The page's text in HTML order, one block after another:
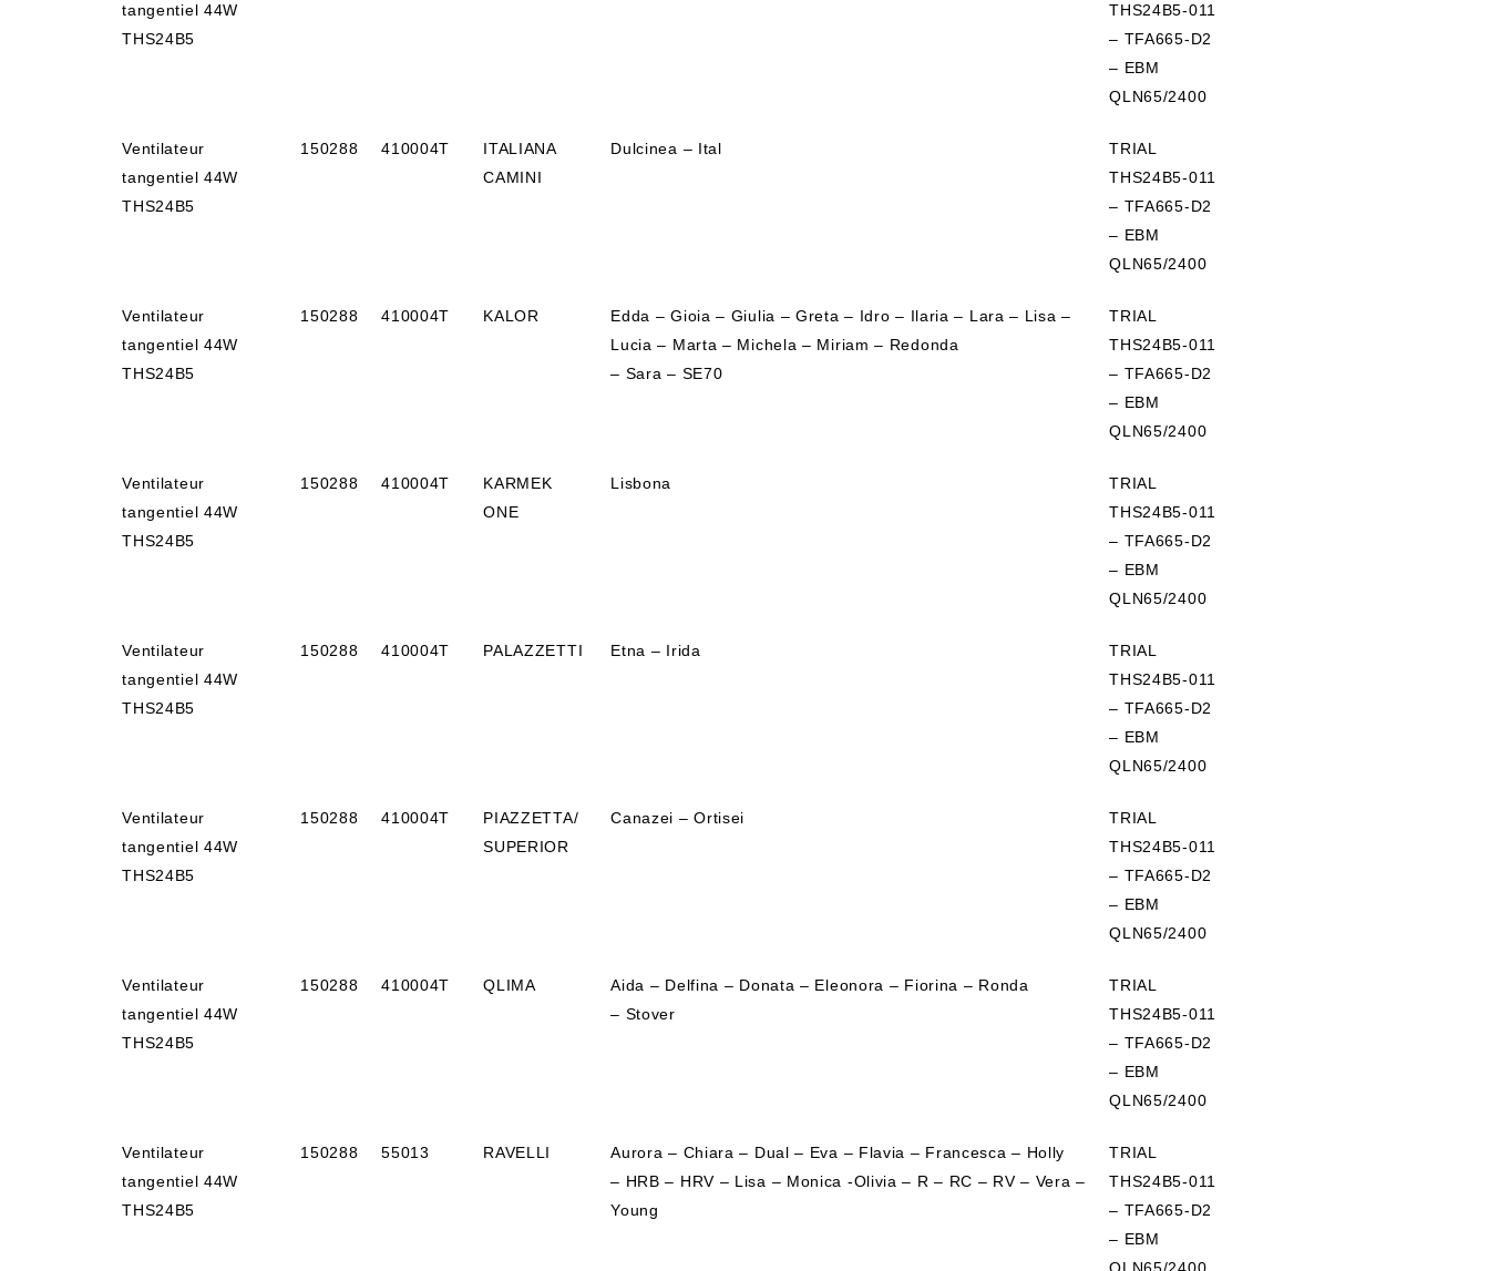
tangentiel 44W
THS24B5
THS24B5-011
– TFA665-D2
– EBM
QLN65/2400
Ventilateur
tangentiel 44W
THS24B5
150288 410004T
ITALIANA
CAMINI
Dulcinea – Ital
TRIAL
THS24B5-011
– TFA665-D2
– EBM
QLN65/2400
Ventilateur
tangentiel 44W
THS24B5
150288 410004T KALOR
Edda – Gioia – Giulia – Greta – Idro – Ilaria – Lara – Lisa –
Lucia – Marta – Michela – Miriam – Redonda
– Sara – SE70
TRIAL
THS24B5-011
– TFA665-D2
– EBM
QLN65/2400
Ventilateur
tangentiel 44W
THS24B5
150288 410004T
KARMEK
ONE
Lisbona
TRIAL
THS24B5-011
– TFA665-D2
– EBM
QLN65/2400
Ventilateur
tangentiel 44W
THS24B5
150288 410004T PALAZZETTI Etna – Irida
TRIAL
THS24B5-011
– TFA665-D2
– EBM
QLN65/2400
Ventilateur
tangentiel 44W
THS24B5
150288 410004T
PIAZZETTA/
SUPERIOR
Canazei – Ortisei
TRIAL
THS24B5-011
– TFA665-D2
– EBM
QLN65/2400
Ventilateur
tangentiel 44W
THS24B5
150288 410004T QLIMA
Aida – Delfina – Donata – Eleonora – Fiorina – Ronda
– Stover
TRIAL
THS24B5-011
– TFA665-D2
– EBM
QLN65/2400
Ventilateur
tangentiel 44W
THS24B5
150288 55013 RAVELLI
Aurora – Chiara – Dual – Eva – Flavia – Francesca – Holly
– HRB – HRV – Lisa – Monica -Olivia – R – RC – RV – Vera –
Young
TRIAL
THS24B5-011
– TFA665-D2
– EBM